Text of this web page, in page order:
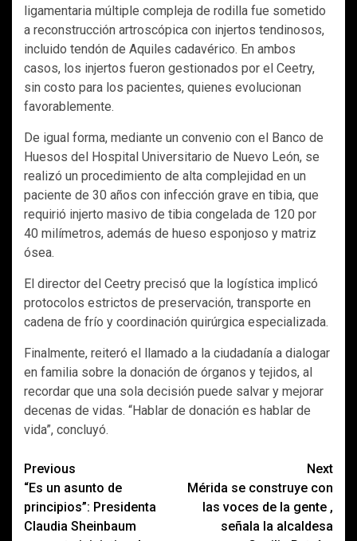
ligamentaria múltiple compleja de rodilla fue sometido
a reconstrucción artroscópica con injertos tendinosos,
incluido tendón de Aquiles cadavérico. En ambos
casos, los injertos fueron gestionados por el Ceetry,
sin costo para los pacientes, quienes evolucionan
favorablemente.
De igual forma, mediante un convenio con el Banco de
Huesos del Hospital Universitario de Nuevo León, se
realizó un procedimiento de alta complejidad en un
paciente de 30 años con infección grave en tibia, que
requirió injerto masivo de tibia congelada de 120 por
40 milímetros, además de hueso esponjoso y matriz
ósea.
El director del Ceetry precisó que la logística implicó
protocolos estrictos de preservación, transporte en
cadena de frío y coordinación quirúrgica especializada.
Finalmente, reiteró el llamado a la ciudadanía a dialogar
en familia sobre la donación de órganos y tejidos, al
recordar que una sola decisión puede salvar y mejorar
decenas de vidas. “Hablar de donación es hablar de
vida”, concluyó.
Post
navigation
Previous
“Es un asunto de
principios”: Presidenta
Claudia Sheinbaum
Next
Mérida se construye con
las voces de la gente ,
señala la alcaldesa